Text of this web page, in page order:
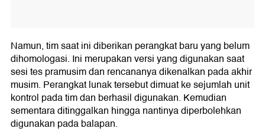
Namun, tim saat ini diberikan perangkat baru yang belum
dihomologasi. Ini merupakan versi yang digunakan saat
sesi tes pramusim dan rencananya dikenalkan pada akhir
musim. Perangkat lunak tersebut dimuat ke sejumlah unit
kontrol pada tim dan berhasil digunakan. Kemudian
sementara ditinggalkan hingga nantinya diperbolehkan
digunakan pada balapan.